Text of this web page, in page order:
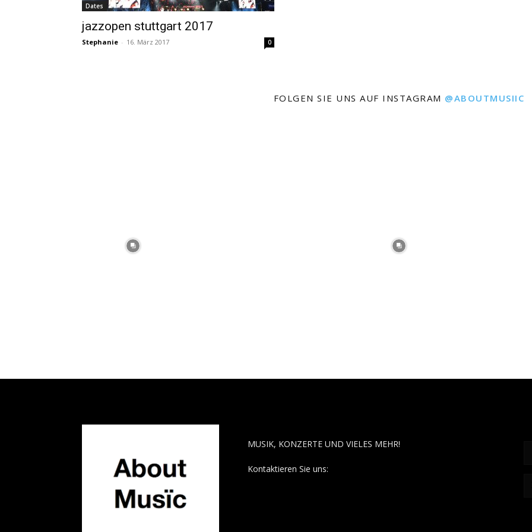
Dates
jazzopen stuttgart 2017
Stephanie - 16. März 2017 0
FOLGEN SIE UNS AUF INSTAGRAM @ABOUTMUSIIC
MUSIK, KONZERTE UND VIELES MEHR!
Kontaktieren Sie uns: